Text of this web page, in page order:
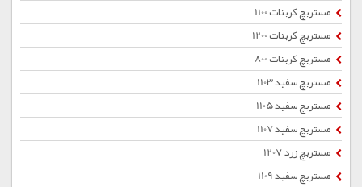
مستربچ کربنات 1100
مستربچ کربنات 1200
مستربچ کربنات 800
مستربچ سفید 1103
مستربچ سفید 1105
مستربچ سفید 1107
مستربچ زرد 1207
مستربچ سفید 1109